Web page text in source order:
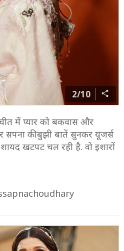
2/10
में प्यार को बकवास और
सपना की बुझी बातें सुनकर यूजर्स
खटपट चल रही है. वो इशारों